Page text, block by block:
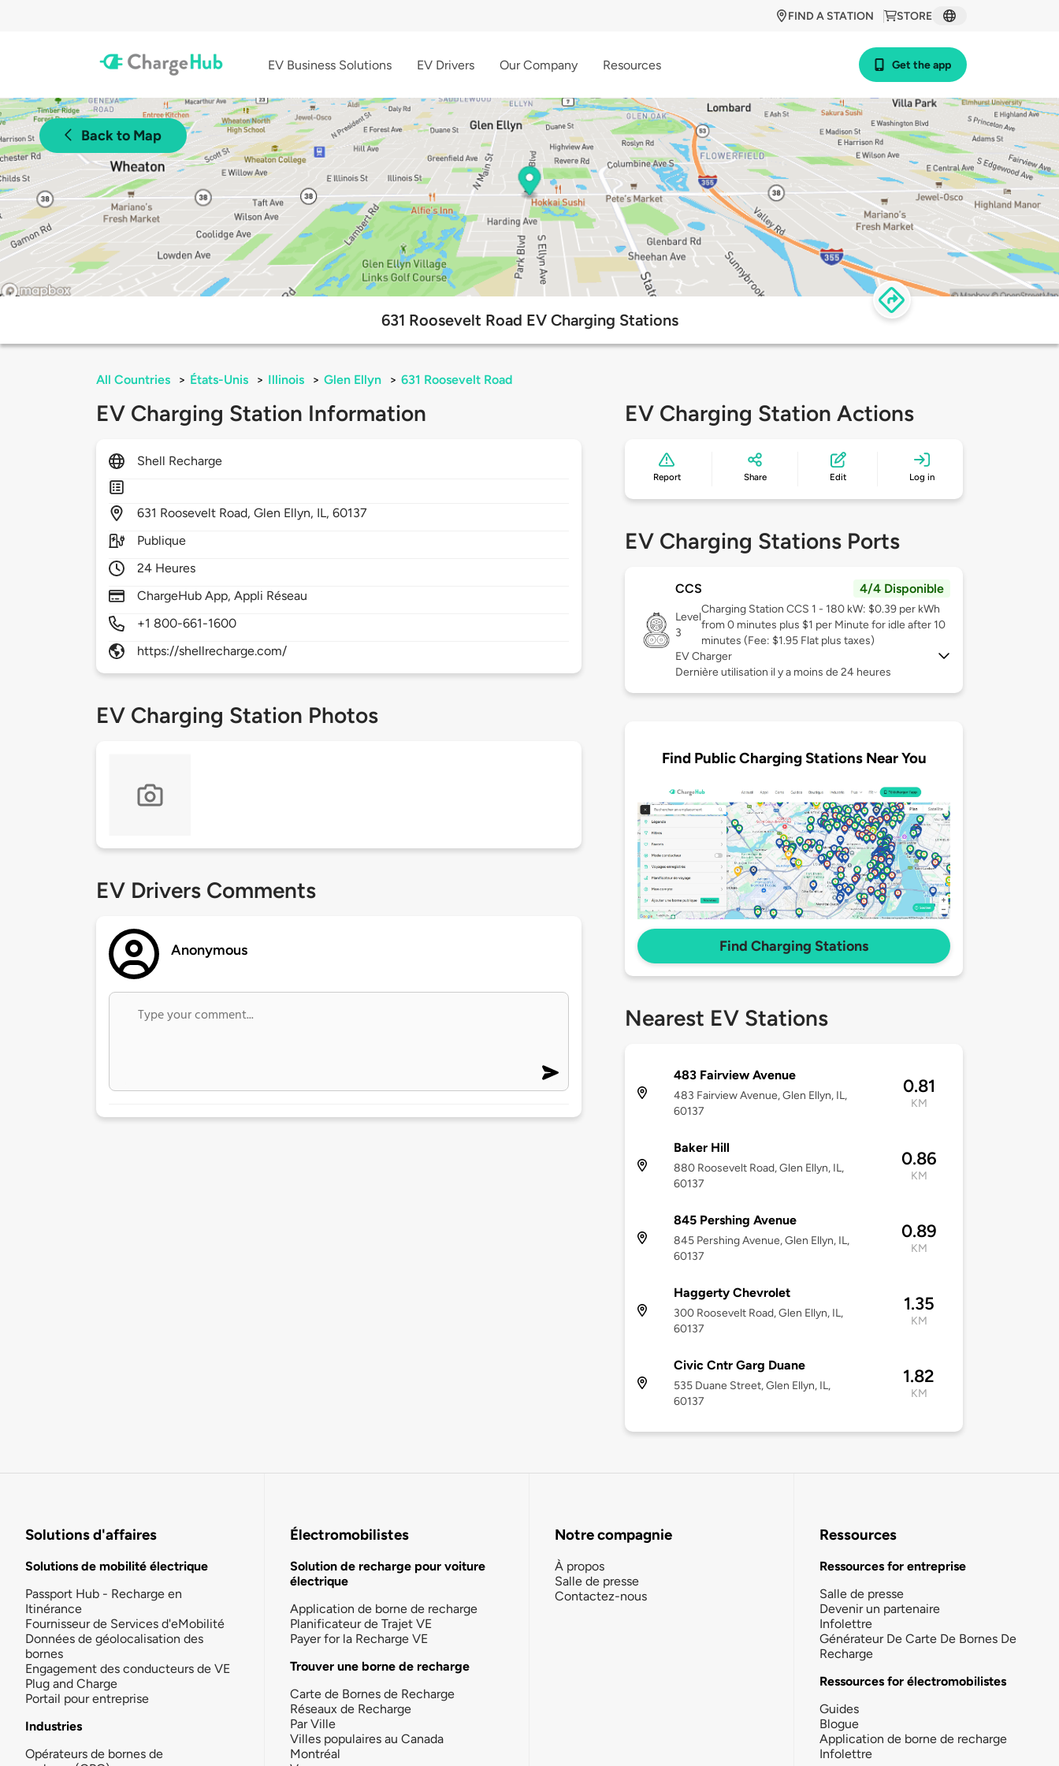
STORE
FIND A STATION
EV Business Solutions EV Drivers Our Company Resources Get the app
Back to Map
631 Roosevelt Road EV Charging Stations
All Countries > États-Unis > Illinois > Glen Ellyn > 631 Roosevelt Road
EV Charging Station Information
Shell Recharge
631 Roosevelt Road,Glen Ellyn, IL,60137
Publique
24 Heures
ChargeHub App, Appli Réseau
+1 800-661-1600
https://shellrecharge.com/
EV Charging Station Photos
EV Drivers Comments
Anonymous
EV Charging Station Actions
Report Share Edit Log in
EV Charging Stations Ports
CCS 4/4 Disponible
Level
3
Charging Station CCS 1 - 180 kW: $0.39 per kWh
from 0 minutes plus $1 per Minute for idle after 10
minutes (Fee: $1.95 Flat plus taxes)
EV Charger
Dernière utilisation il y a moins de 24 heures
Find Public Charging Stations Near You
Find Charging Stations
Nearest EV Stations
483 Fairview Avenue
483 Fairview Avenue, Glen Ellyn, IL,
60137
0.81
KM
Baker Hill
880 Roosevelt Road, Glen Ellyn, IL,
60137
0.86
KM
845 Pershing Avenue
845 Pershing Avenue, Glen Ellyn, IL,
60137
0.89
KM
Haggerty Chevrolet
300 Roosevelt Road, Glen Ellyn, IL,
60137
1.35
KM
Civic Cntr Garg Duane
535 Duane Street, Glen Ellyn, IL,
60137
1.82
KM
Solutions d'affaires
Solutions de mobilité électrique
Passport Hub - Recharge en
Itinérance
Fournisseur de Services d'eMobilité
Données de géolocalisation des
bornes
Engagement des conducteurs de VE
Plug and Charge
Portail pour entreprise
Industries
Opérateurs de bornes de
Électromobilistes
Solution de recharge pour voiture
électrique
Application de borne de recharge
Planificateur de Trajet VE
Payer for la Recharge VE
Trouver une borne de recharge
Carte de Bornes de Recharge
Réseaux de Recharge
Par Ville
Villes populaires au Canada
Montréal
Notre compagnie
À propos
Salle de presse
Contactez-nous
Ressources
Ressources for entreprise
Salle de presse
Devenir un partenaire
Infolettre
Générateur De Carte De Bornes De
Recharge
Ressources for électromobilistes
Guides
Blogue
Application de borne de recharge
Infolettre